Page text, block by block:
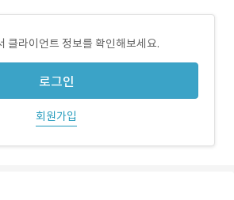
클라이언트 정보를 확인해보세요.
로그인
회원가입